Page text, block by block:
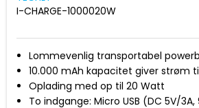
I-CHARGE-1000020W
Lommevenlig transportabel
10.000 mAh kapacitet giver strøm
Oplading med op til 20 Watt
To indgange: Micro USB (DC 5V/3A,